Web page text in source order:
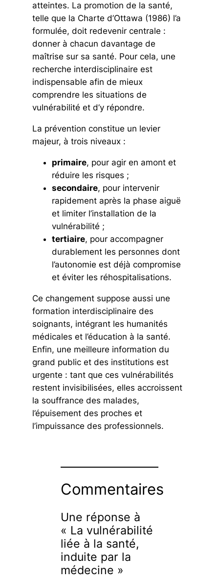
atteintes. La promotion de la santé,
telle que la Charte d’Ottawa (1986) l’a
formulée, doit redevenir centrale :
donner à chacun davantage de
maîtrise sur sa santé. Pour cela, une
recherche interdisciplinaire est
indispensable afin de mieux
comprendre les situations de
vulnérabilité et d’y répondre.
La prévention constitue un levier
majeur, à trois niveaux :
primaire, pour agir en amont et
réduire les risques ;
secondaire, pour intervenir
rapidement après la phase aiguë
et limiter l’installation de la
vulnérabilité ;
tertiaire, pour accompagner
durablement les personnes dont
l’autonomie est déjà compromise
et éviter les réhospitalisations.
Ce changement suppose aussi une
formation interdisciplinaire des
soignants, intégrant les humanités
médicales et l’éducation à la santé.
Enfin, une meilleure information du
grand public et des institutions est
urgente : tant que ces vulnérabilités
restent invisibilisées, elles accroissent
la souffrance des malades,
l’épuisement des proches et
l’impuissance des professionnels.
Commentaires
Une réponse à
« La vulnérabilité
liée à la santé,
induite par la
médecine »